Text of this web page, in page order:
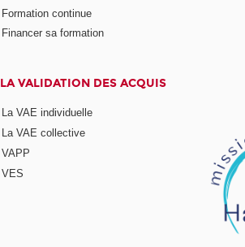
Formation continue
Financer sa formation
LA VALIDATION DES ACQUIS
La VAE individuelle
La VAE collective
VAPP
VES